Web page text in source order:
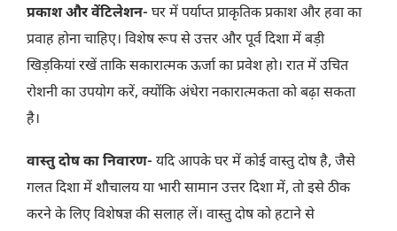
प्रकाश और वेंटिलेशन- घर में पर्याप्त प्राकृतिक प्रकाश और हवा का
प्रवाह होना चाहिए। विशेष रूप से उत्तर और पूर्व दिशा में बड़ी
खिड़कियां रखें ताकि सकारात्मक ऊर्जा का प्रवेश हो। रात में उचित
रोशनी का उपयोग करें, क्योंकि अंधेरा नकारात्मकता को बढ़ा सकता
है।
वास्तु दोष का निवारण- यदि आपके घर में कोई वास्तु दोष है, जैसे
गलत दिशा में शौचालय या भारी सामान उत्तर दिशा में, तो इसे ठीक
करने के लिए विशेषज्ञ की सलाह लें। वास्तु दोष को हटाने से